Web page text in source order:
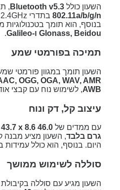
השעון כולל Bluetooth v5.3
,
802.11a/b/g/n בתדרי 2.4GHz ו-5GHz, וכן
בנוסף, הוא תומך
Glonass, Beidou ו-Galileo
.
תמיכה בפורמטי שמע
השעון תומך במגוון פורמטי
AWB, לשימוש נוח עם קבצי
עיצוב קל, דק ונוח
עם ממדים של 46.0 x 43.7 x 8.6 מ"מ
גרם בלבד, השעון מציע מבנה
היום. בנוסף, הוא כולל עמידות
סוללה לשימוש ממושך
השעון מגיע עם סוללה בקיבולת